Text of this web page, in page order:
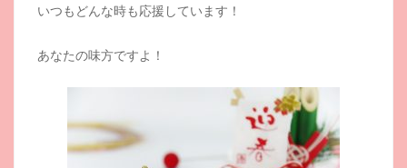
いつもどんな時も応援しています！
あなたの味方ですよ！